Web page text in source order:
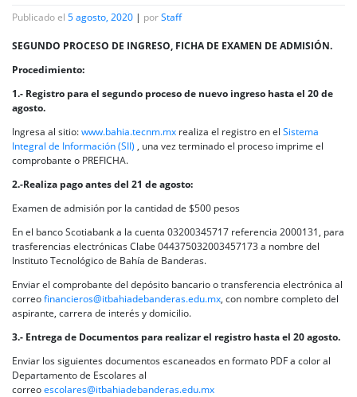
Publicado el 5 agosto, 2020 | porStaff
SEGUNDO PROCESO DE INGRESO, FICHA DE EXAMEN DE ADMISIÓN.
Procedimiento:
1.- Registro para el segundo proceso de nuevo ingreso hasta el 20 de
agosto.
Ingresa al sitio:www.bahia.tecnm.mx realiza el registro en el Sistema
Integral de Información (SII) , una vez terminado el proceso imprime el
comprobante o PREFICHA.
2.-Realiza pago antes del 21 de agosto:
Examen de admisión por la cantidad de $500 pesos
En el banco Scotiabank a la cuenta 03200345717 referencia 2000131, para
trasferencias electrónicas Clabe 044375032003457173 a nombre del
Instituto Tecnológico de Bahía de Banderas.
Enviar el comprobante del depósito bancario o transferencia electrónica al
correofinancieros@itbahiadebanderas.edu.mx, con nombre completo del
aspirante, carrera de interés y domicilio.
3.- Entrega de Documentos para realizar el registro hasta el 20 agosto.
Enviar los siguientes documentos escaneados en formato PDF a color al
Departamento de Escolares al
correoescolares@itbahiadebanderas.edu.mx